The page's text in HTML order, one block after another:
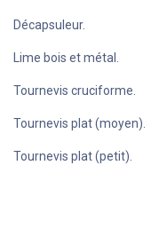
Décapsuleur.
Lime bois et métal.
Tournevis cruciforme.
Tournevis plat (moyen).
Tournevis plat (petit).